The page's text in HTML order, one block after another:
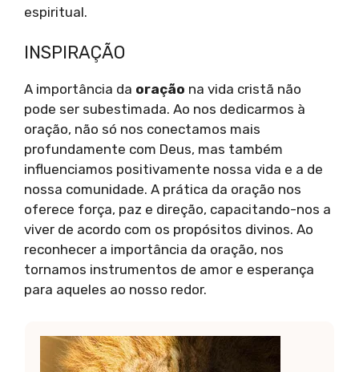
espiritual.
INSPIRAÇÃO
A importância da oração na vida cristã não
pode ser subestimada. Ao nos dedicarmos à
oração, não só nos conectamos mais
profundamente com Deus, mas também
influenciamos positivamente nossa vida e a de
nossa comunidade. A prática da oração nos
oferece força, paz e direção, capacitando-nos a
viver de acordo com os propósitos divinos. Ao
reconhecer a importância da oração, nos
tornamos instrumentos de amor e esperança
para aqueles ao nosso redor.